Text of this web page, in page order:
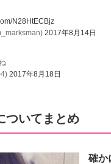
N28HtECBjz
2017年8月14日
2017年8月18日
ついてまとめ
確か